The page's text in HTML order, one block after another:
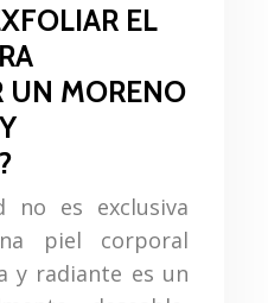
EL
UN MORENO
no es exclusiva
piel corporal
y radiante es un